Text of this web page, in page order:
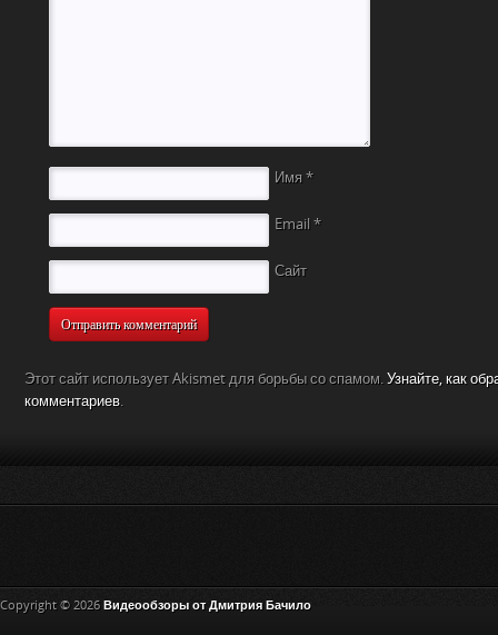
Имя *
Email *
Сайт
Этот сайт использует Akismet для борьбы со спамом. Узнайте, как
комментариев.
Copyright © 2026 Видеообзоры от Дмитрия Бачило